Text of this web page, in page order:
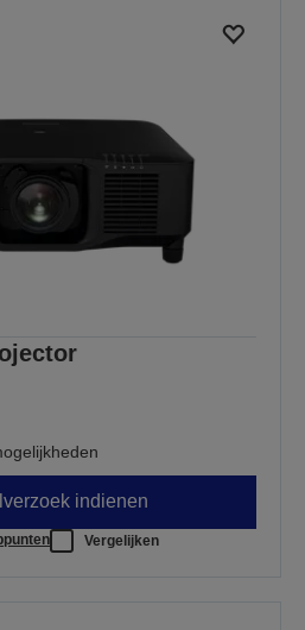
indienen
Vergelijken